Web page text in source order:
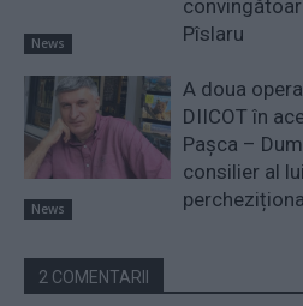
News
Pîslaru
News
A doua
DIICOT în
Pașca –
consilier al
2 COMENTARII